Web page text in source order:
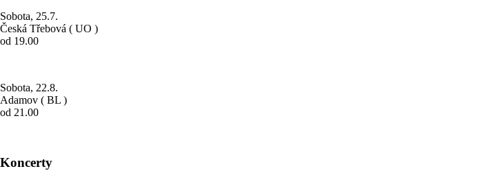
Sobota, 25.7.
Česká Třebová ( UO )
od 19.00
Sobota, 22.8.
Adamov ( BL )
od 21.00
Koncerty